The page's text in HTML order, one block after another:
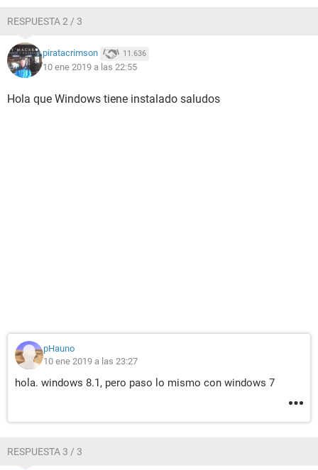
RESPUESTA 2 / 3
piratacrimson 11.636
10 ene 2019 a las 22:55
Hola que Windows tiene instalado saludos
pHauno
10 ene 2019 a las 23:27
hola. windows 8.1, pero paso lo mismo con windows 7
RESPUESTA 3 / 3